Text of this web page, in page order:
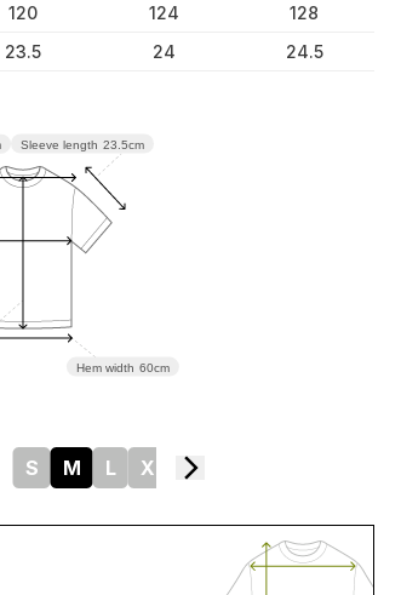
120 124
128
23.5 24 24.5
Hem width 60cm
Sleeve length 23.5cm
S M L XL